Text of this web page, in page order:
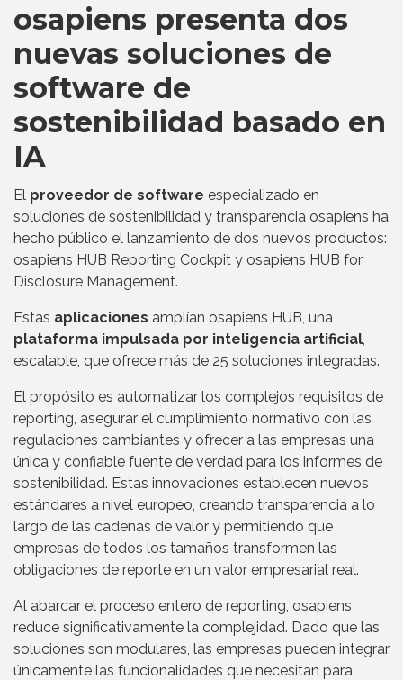
osapiens presenta dos
nuevas soluciones de
software de
sostenibilidad basado en
IA
El proveedor de software especializado en
soluciones de sostenibilidad y transparencia osapiens ha
hecho público el lanzamiento de dos nuevos productos:
osapiens HUB Reporting Cockpit y osapiens HUB for
Disclosure Management.
Estas aplicaciones amplían osapiens HUB, una
plataforma impulsada por inteligencia artificial
escalable, que ofrece más de 25 soluciones integradas.
El propósito es automatizar los complejos requisitos de
reporting, asegurar el cumplimiento normativo con las
regulaciones cambiantes y ofrecer a las empresas una
única y confiable fuente de verdad para los informes de
sostenibilidad. Estas innovaciones establecen nuevos
estándares a nivel europeo, creando transparencia a lo
largo de las cadenas de valor y permitiendo que
empresas de todos los tamaños transformen las
obligaciones de reporte en un valor empresarial real.
Al abarcar el proceso entero de reporting, osapiens
reduce significativamente la complejidad. Dado que las
soluciones son modulares, las empresas pueden integrar
únicamente las funcionalidades que necesitan para